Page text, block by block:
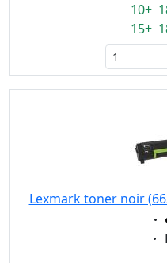
10+
15+
Lexmark toner noir